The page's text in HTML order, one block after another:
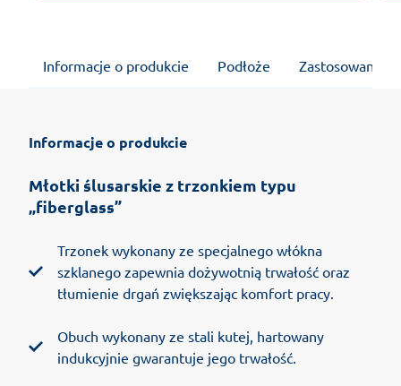
Informacje o produkcie Podłoże Zastosowanie
Informacje o produkcie
Młotki ślusarskie z trzonkiem typu
„fiberglass”
Trzonek wykonany ze specjalnego włókna
szklanego zapewnia dożywotnią trwałość oraz
tłumienie drgań zwiększając komfort pracy.
Obuch wykonany ze stali kutej, hartowany
indukcyjnie gwarantuje jego trwałość.